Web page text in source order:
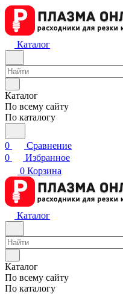
Каталог
Каталог
По всему сайту
По каталогу
0
Сравнение
0
Избранное
0 Корзина
Каталог
Каталог
По всему сайту
По каталогу